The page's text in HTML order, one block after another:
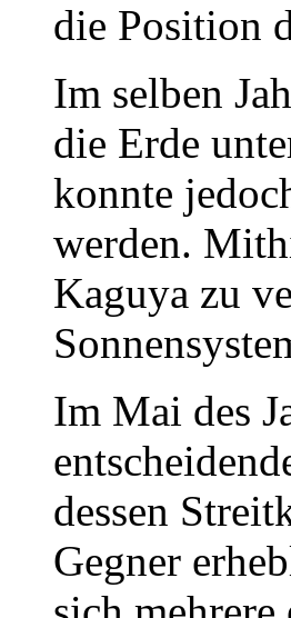
die Position
Im selben
die Erde
konnte
werden.
Kaguya zu
Im Mai des
dessen
Gegner